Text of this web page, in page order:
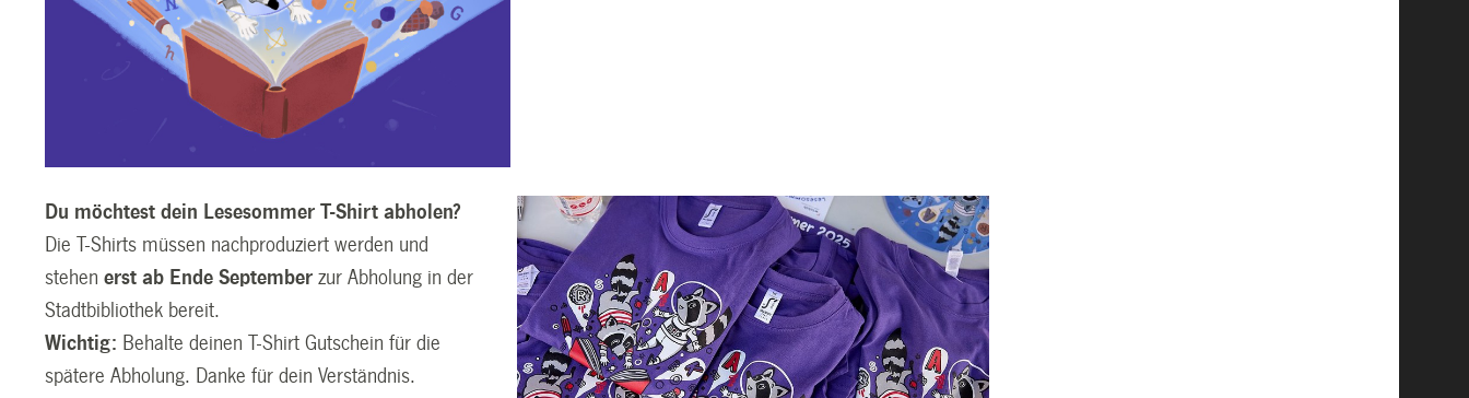
Du möchtest dein Lesesommer T-Shirt abholen?
Die T-Shirts müssen nachproduziert werden und
stehenerst ab Ende September zur Abholung in der
Stadtbibliothek bereit.
Wichtig: Behalte deinen T-Shirt Gutschein für die
spätere Abholung. Danke für dein Verständnis.